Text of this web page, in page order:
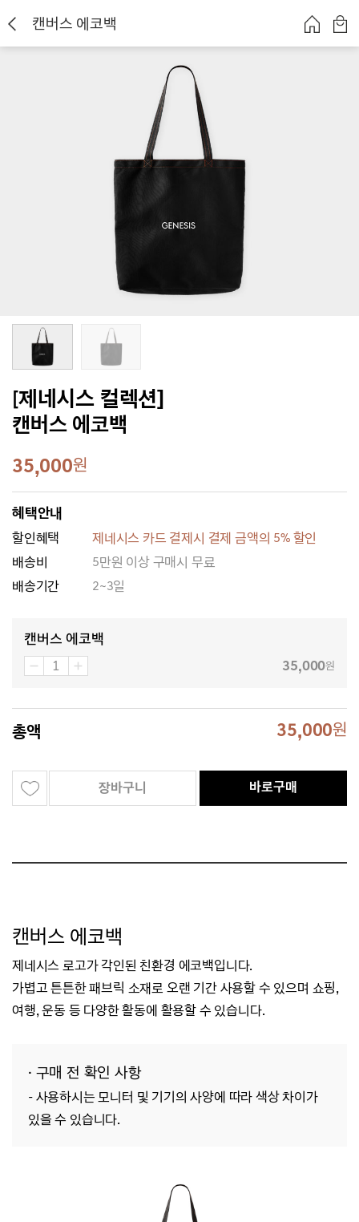
캔버스 에코백
[제네시스 컬렉션]
캔버스 에코백
35,000원
혜택안내
할인혜택
제네시스 카드 결제시 결제 금액의 5% 할인
배송비
5만원 이상 구매시 무료
배송기간
2~3일
캔버스 에코백
35,000원
총액 35,000원
장바구니 바로구매
캔버스 에코백
제네시스 로고가 각인된 친환경 에코백입니다.
가볍고 튼튼한 패브릭 소재로 오랜 기간 사용할 수 있으며 쇼핑,
여행, 운동 등 다양한 활동에 활용할 수 있습니다.
· 구매 전 확인 사항
- 사용하시는 모니터 및 기기의 사양에 따라 색상 차이가
있을 수 있습니다.